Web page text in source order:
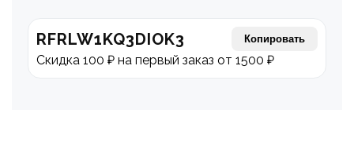
RFRLW1KQ3DIOK3 Копировать
Скидка 100 ₽ на первый заказ от 1500 ₽